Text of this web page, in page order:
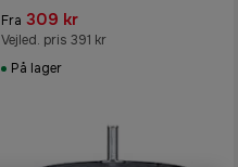
Fra 309 kr
Vejled. pris 391 kr
På lager